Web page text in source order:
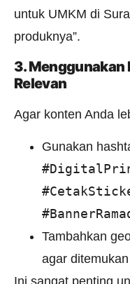
untuk UMKM di
produknya”.
3. Menggunakan
Relevan
Agar konten Anda
Gunakan
Tambahkan
agar